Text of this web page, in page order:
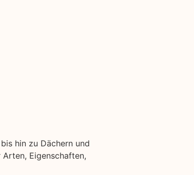
hin zu Dächern und
Eigenschaften,